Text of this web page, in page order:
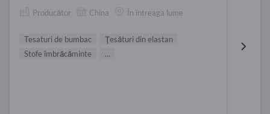
Producător China În întreaga lume
Tesaturi de bumbac
Ţesături din elastan
Stofe îmbrăcăminte
...